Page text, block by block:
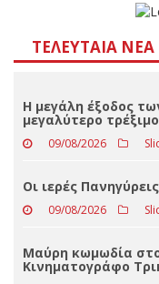
ΤΕΛΕΥΤΑΊΑ ΝΈΑ
Η μεγάλη έξοδος
μεγαλύτερο
Οι ιερές